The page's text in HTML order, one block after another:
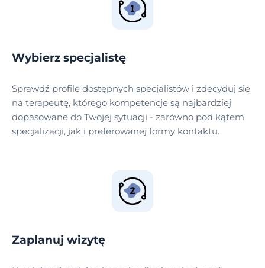
Wybierz specjalistę
Sprawdź profile dostępnych specjalistów i zdecyduj się
na terapeutę, którego kompetencje są najbardziej
dopasowane do Twojej sytuacji - zarówno pod kątem
specjalizacji, jak i preferowanej formy kontaktu.
Zaplanuj wizytę